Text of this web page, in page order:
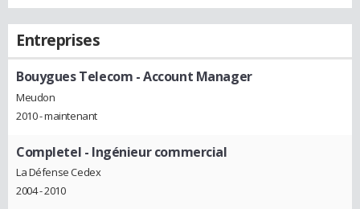
Entreprises
Bouygues Telecom - Account Manager
Meudon
2010 - maintenant
Completel - Ingénieur commercial
La Défense Cedex
2004 - 2010